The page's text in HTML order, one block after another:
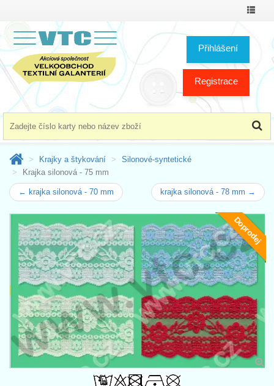
Přihlášení
Registrace
Krajky a štykování
Silonové-syntetické
Krajka silonová - 75 mm
← krajka silonová - 70 mm krajka silonová - 78 mm →
Doprodej